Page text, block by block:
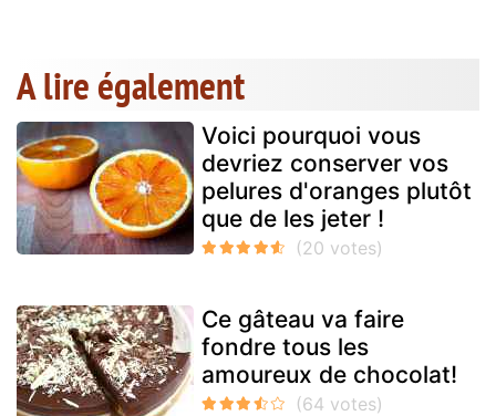
A lire également
Voici pourquoi vous
devriez conserver vos
pelures d'oranges plutôt
que de les jeter !
Ce gâteau va faire
fondre tous les
amoureux de chocolat!